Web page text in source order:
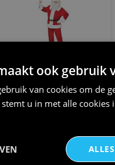
real santa claus
€ 47,95
ook gebruik
van cookies om de
u in met alle